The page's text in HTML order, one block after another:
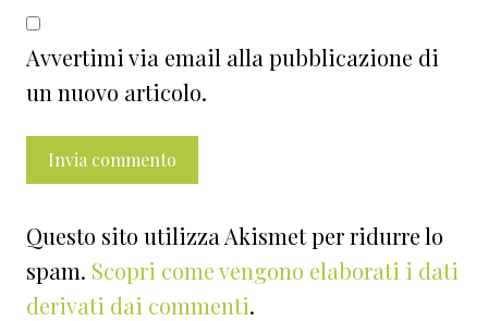
Avvertimi via email alla pubblicazione di
un nuovo articolo.
Questo sito utilizza Akismet per ridurre lo
spam. Scopri come vengono elaborati i dati
derivati dai commenti.